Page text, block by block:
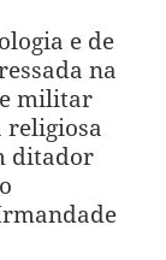
e de
na
militar
ditador